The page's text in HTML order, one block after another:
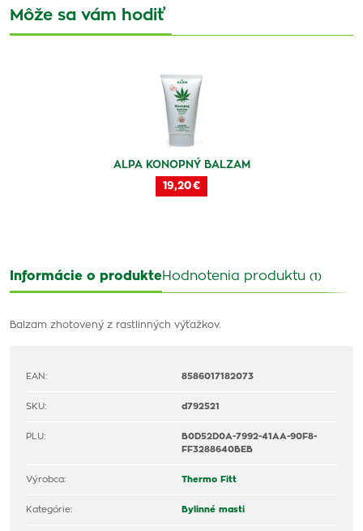
Môže sa vám hodiť
ALPA KONOPNÝ BALZAM
19,20 €
Informácie o produkteHodnotenia produktu (1)
Balzam zhotovený z rastlinných výťažkov.
EAN: 8586017182073
SKU: d792521
PLU:
B0D52D0A-7992-41AA-90F8-
FF3288640BEB
Výrobca: Thermo Fitt
Kategórie: Bylinné masti